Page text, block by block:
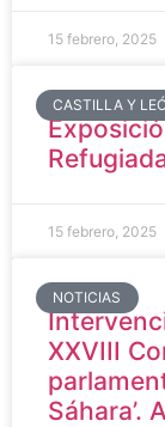
15 febrero, 2025
CASTILLA Y
15 febrero, 2025
NOTICIAS
XXVIII
Sáhara’.